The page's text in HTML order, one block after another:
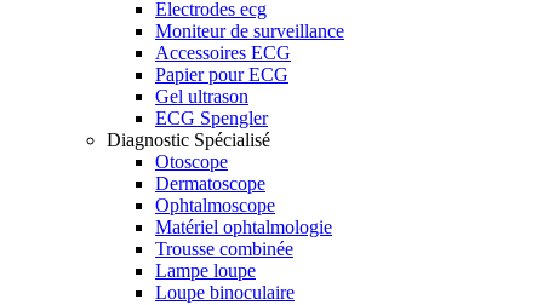
Electrodes ecg
Moniteur de surveillance
Accessoires ECG
Papier pour ECG
Gel ultrason
ECG Spengler
Diagnostic Spécialisé
Otoscope
Dermatoscope
Ophtalmoscope
Matériel ophtalmologie
Trousse combinée
Lampe loupe
Loupe binoculaire